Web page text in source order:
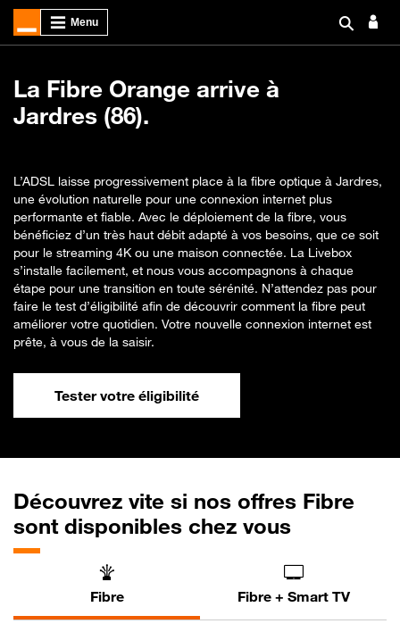
La Fibre Orange arrive à
Jardres (86).
L’ADSL laisse progressivement place à la fibre optique à Jardres,
une évolution naturelle pour une connexion internet plus
performante et fiable. Avec le déploiement de la fibre, vous
bénéficiez d’un très haut débit adapté à vos besoins, que ce soit
pour le streaming 4K ou une maison connectée. La Livebox
s’installe facilement, et nous vous accompagnons à chaque
étape pour une transition en toute sérénité. N’attendez pas pour
faire le test d’éligibilité afin de découvrir comment la fibre peut
améliorer votre quotidien. Votre nouvelle connexion internet est
prête, à vous de la saisir.
Tester votre éligibilité
Découvrez vite si nos offres Fibre
sont disponibles chez vous
Fibre Fibre + Smart TV